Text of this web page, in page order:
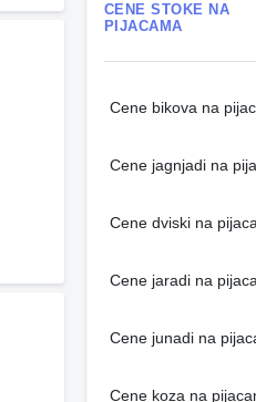
CENE STOKE NA
PIJACAMA
Cene bikova na
Cene jagnjadi na
Cene dviski na
Cene jaradi na
Cene junadi na
Cene koza na